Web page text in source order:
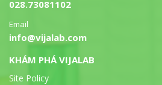
028.73081102
Email
info@vijalab.com
KHÁM PHÁ VIJALAB
Site Policy